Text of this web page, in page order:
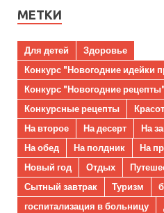
МЕТКИ
Для детей
Здоровье
Конкурс "Новогодние идейки
Конкурс "Новогодние
Конкурсные рецепты
На второе
На десерт На
На обед
На полдник На
Новый год
Отдых
Сытный завтрак
Туризм
госпитализация в больницу